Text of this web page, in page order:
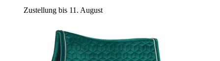
Zustellung bis 11. August